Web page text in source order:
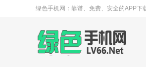
绿色手机网：靠谱、免费、安全的APP下